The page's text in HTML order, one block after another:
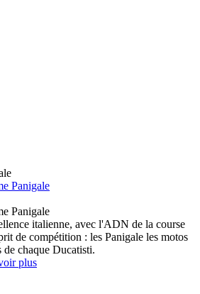
Panigale
Panigale
italienne, avec l'ADN de la course
de compétition : les Panigale les motos
de chaque Ducatisti.
plus